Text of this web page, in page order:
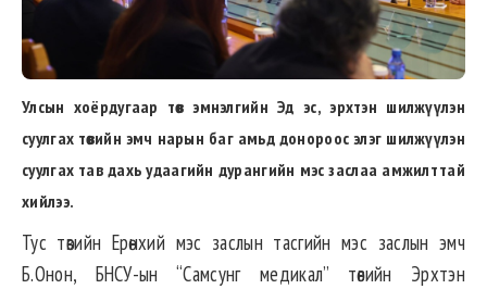
Улсын хоёрдугаар төв эмнэлгийн Эд эс, эрхтэн шилжүүлэн
суулгах төвийн эмч нарын баг амьд донороос элэг шилжүүлэн
суулгах тав дахь удаагийн дурангийн мэс заслаа амжилттай
хийлээ.
Тус төвийн Ерөнхий мэс заслын тасгийн мэс заслын эмч
Б.Онон, БНСУ-ын “Самсунг медикал” төвийн Эрхтэн